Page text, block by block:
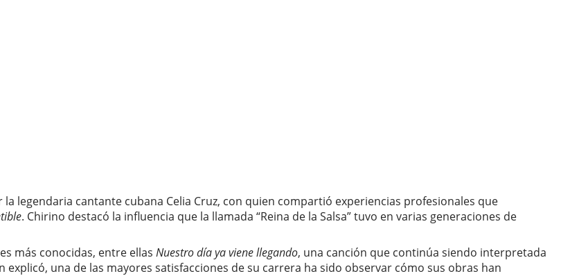
legendaria cantante cubana Celia Cruz, con quien compartió experiencias profesionales que
. Chirino destacó la influencia que la llamada “Reina de la Salsa” tuvo en varias generaciones de
más conocidas, entre ellas Nuestro día ya viene llegando, una canción que continúa siendo interpretada
una de las mayores satisfacciones de su carrera ha sido observar cómo sus obras han